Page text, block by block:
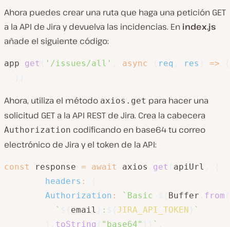
Ahora puedes crear una ruta que haga una petición GET
a la API de Jira y devuelva las incidencias. En index.js
añade el siguiente código:
app get '/issues/all' async req res =>
Ahora, utiliza el método axios.get para hacer una
solicitud GET a la API REST de Jira. Crea la cabecera
Authorization codificando en base64 tu correo
electrónico de Jira y el token de la API:
const response = await axios get apiUrl
headers :
Authorization : ` Basic Buffer from
`
email : JIRA_API_TOKEN
`
toString "base64" `